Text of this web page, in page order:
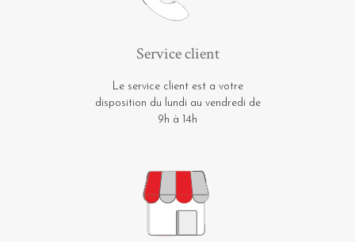
Service client
Le service client est a votre
disposition du lundi au vendredi de
9h à 14h